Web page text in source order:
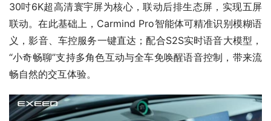
30吋6K超高清寰宇屏为核心，联动后排生态屏，实现五屏
联动。在此基础上，Carmind Pro智能体可精准识别模糊语
义，影音、车控服务一键直达；配合S2S实时语音大模型，
“小奇畅聊”支持多角色互动与全车免唤醒语音控制，带来流
畅自然的交互体验。